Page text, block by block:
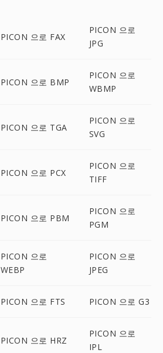
PICON 으로 FAX
PICON 으로
JPG
PICON 으로 BMP
PICON 으로
WBMP
PICON 으로 TGA
PICON 으로
SVG
PICON 으로 PCX
PICON 으로
TIFF
PICON 으로 PBM
PICON 으로
PGM
PICON 으로
WEBP
PICON 으로
JPEG
PICON 으로 FTS PICON 으로 G3
PICON 으로 HRZ
PICON 으로
IPL